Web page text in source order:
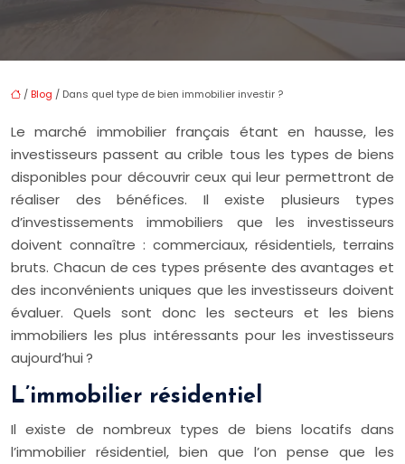
/ Blog / Dans quel type de bien immobilier investir ?
Le marché immobilier français étant en hausse, les
investisseurs passent au crible tous les types de biens
disponibles pour découvrir ceux qui leur permettront de
réaliser des bénéfices. Il existe plusieurs types
d’investissements immobiliers que les investisseurs
doivent connaître : commerciaux, résidentiels, terrains
bruts. Chacun de ces types présente des avantages et
des inconvénients uniques que les investisseurs doivent
évaluer. Quels sont donc les secteurs et les biens
immobiliers les plus intéressants pour les investisseurs
aujourd’hui ?
L’immobilier résidentiel
Il existe de nombreux types de biens locatifs dans
l’immobilier résidentiel, bien que l’on pense que les